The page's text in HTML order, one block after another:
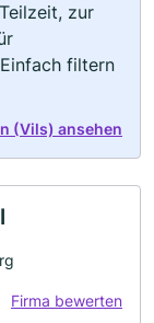
zur
filtern
(Vils) ansehen
Firma bewerten